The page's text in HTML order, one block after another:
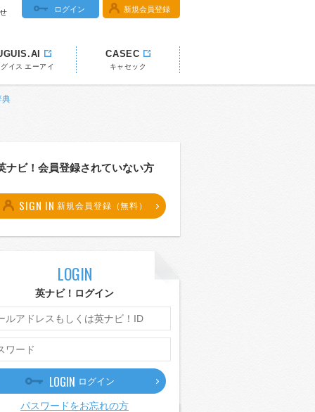
ログイン 新規会員登録
イス エーアイ
CASEC
キャセック
典
ナビ！会員登録されていない方
SIGN IN 新規会員登録（無料）
LOGIN
英ナビ！ログイン
LOGIN ログイン
パスワードをお忘れの方